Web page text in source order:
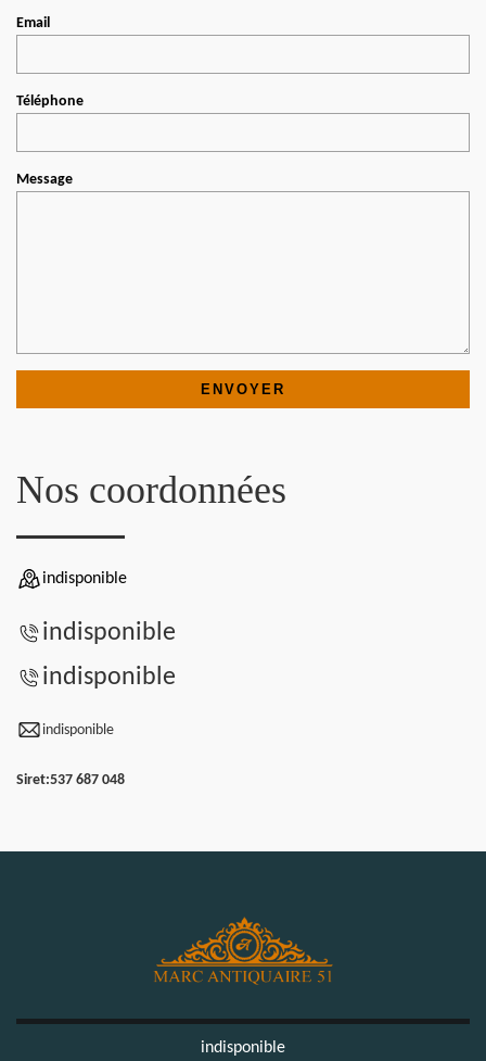
Email
Téléphone
Message
Nos coordonnées
indisponible
indisponible
indisponible
indisponible
Siret:537 687 048
indisponible